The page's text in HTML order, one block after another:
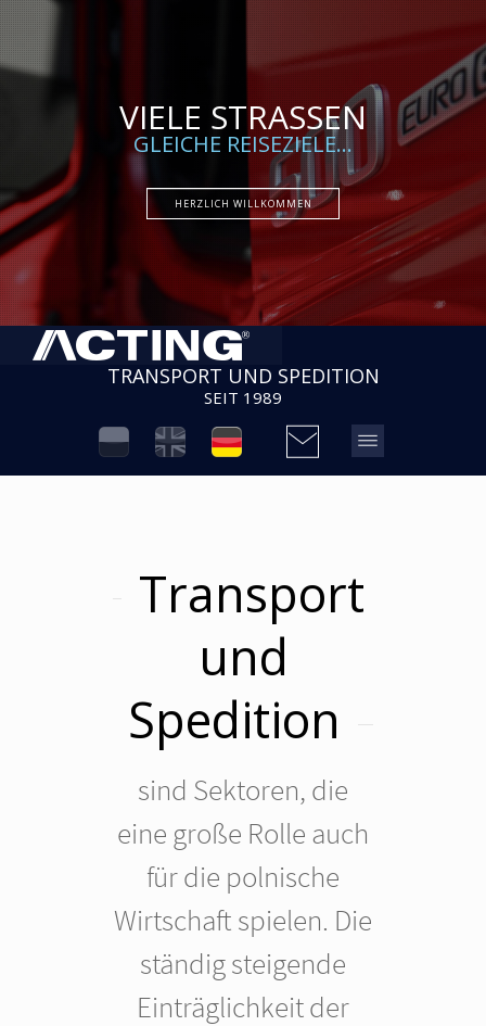
VIELE STRASSEN
GLEICHE REISEZIELE…
HERZLICH WILLKOMMEN
TRANSPORT UND SPEDITION
SEIT 1989
Transport
und
Spedition
sind Sektoren, die
eine große Rolle auch
für die polnische
Wirtschaft spielen. Die
ständig steigende
Einträglichkeit der